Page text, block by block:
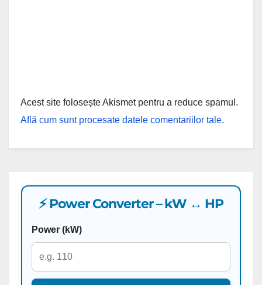
Acest site folosește Akismet pentru a reduce spamul.
Află cum sunt procesate datele comentariilor tale.
⚡ Power Converter – kW ↔ HP
Power (kW)